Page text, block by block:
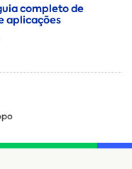
completo de
aplicações
seminovos